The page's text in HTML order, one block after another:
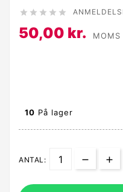
    
50,00 kr. MOMS
10 På lager
ANTAL: